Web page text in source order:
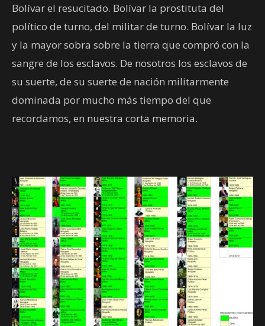
Bolívar el resucitado. Bolívar la prostituta del
político de turno, del militar de turno. Bolívar la luz
y la mayor sobra sobre la tierra que compró con la
sangre de los esclavos. De nosotros los esclavos de
su suerte, de su suerte de nación militarmente
dominada por mucho más tiempo del que
recordamos, en nuestra corta memoria.